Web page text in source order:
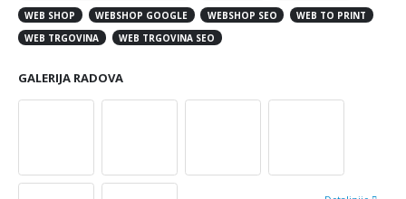
WEB SHOP
WEBSHOP GOOGLE WEBSHOP SEO
WEB TO PRINT
WEB TRGOVINA
WEB TRGOVINA SEO
GALERIJA RADOVA